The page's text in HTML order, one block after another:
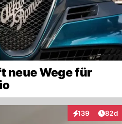
neue Wege für
139
Interaktionen
82d